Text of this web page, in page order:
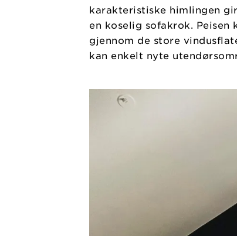
karakteristiske himlingen
en koselig sofakrok.
gjennom de store
kan enkelt nyte